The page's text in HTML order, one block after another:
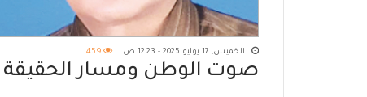
الخميس, 17 يوليو 2025 - 12:23 ص 459
صوت الوطن ومسار الحقيقة